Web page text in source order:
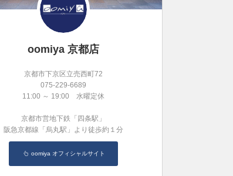
oomiya 京都店
京都市下京区立売西町72
075-229-6689
11:00 ～ 19:00 水曜定休
京都市営地下鉄「四条駅」
阪急京都線「烏丸駅」より徒歩約１分
oomiya オフィシャルサイト